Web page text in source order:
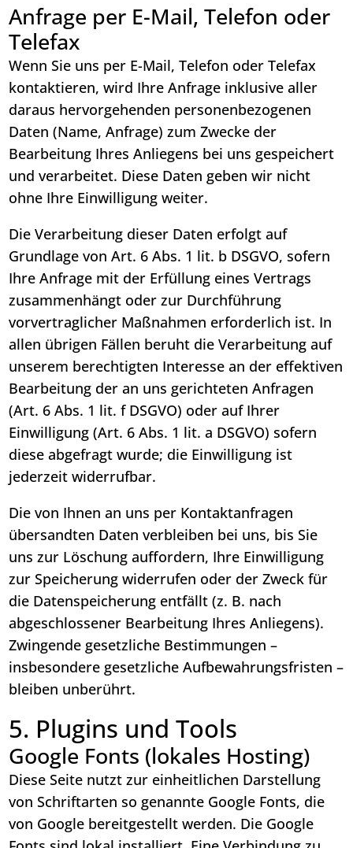
Anfrage per E-Mail, Telefon oder
Telefax
Wenn Sie uns per E-Mail, Telefon oder Telefax
kontaktieren, wird Ihre Anfrage inklusive aller
daraus hervorgehenden personenbezogenen
Daten (Name, Anfrage) zum Zwecke der
Bearbeitung Ihres Anliegens bei uns gespeichert
und verarbeitet. Diese Daten geben wir nicht
ohne Ihre Einwilligung weiter.
Die Verarbeitung dieser Daten erfolgt auf
Grundlage von Art. 6 Abs. 1 lit. b DSGVO, sofern
Ihre Anfrage mit der Erfüllung eines Vertrags
zusammenhängt oder zur Durchführung
vorvertraglicher Maßnahmen erforderlich ist. In
allen übrigen Fällen beruht die Verarbeitung auf
unserem berechtigten Interesse an der effektiven
Bearbeitung der an uns gerichteten Anfragen
(Art. 6 Abs. 1 lit. f DSGVO) oder auf Ihrer
Einwilligung (Art. 6 Abs. 1 lit. a DSGVO) sofern
diese abgefragt wurde; die Einwilligung ist
jederzeit widerrufbar.
Die von Ihnen an uns per Kontaktanfragen
übersandten Daten verbleiben bei uns, bis Sie
uns zur Löschung auffordern, Ihre Einwilligung
zur Speicherung widerrufen oder der Zweck für
die Datenspeicherung entfällt (z. B. nach
abgeschlossener Bearbeitung Ihres Anliegens).
Zwingende gesetzliche Bestimmungen –
insbesondere gesetzliche Aufbewahrungsfristen –
bleiben unberührt.
5. Plugins und Tools
Google Fonts (lokales Hosting)
Diese Seite nutzt zur einheitlichen Darstellung
von Schriftarten so genannte Google Fonts, die
von Google bereitgestellt werden. Die Google